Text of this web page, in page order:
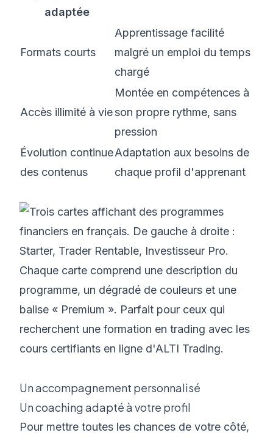
adaptée
Formats courts
Apprentissage facilité
malgré un emploi du temps
chargé
Accès illimité à vie
Montée en compétences à
son propre rythme, sans
pression
Évolution continue
des contenus
Adaptation aux besoins de
chaque profil d'apprenant
Un accompagnement personnalisé
Un coaching adapté à votre profil
Pour mettre toutes les chances de votre côté,